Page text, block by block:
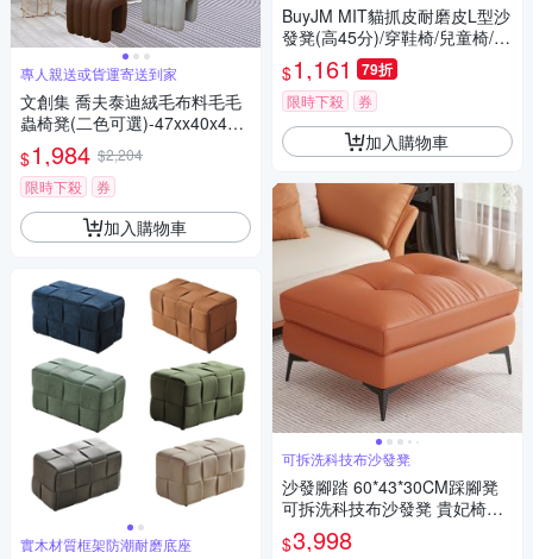
專人親送或貨運寄送到家
文創集 喬夫泰迪絨毛布料毛毛
蟲椅凳(二色可選)-47xx40x41c
m免組
$1,984 $2,204
限時下殺
券
加入購物車
實木材質框架防潮耐磨底座
BuyJM MIT貓抓皮耐磨皮L型沙
發凳(高45分)/穿鞋椅/兒童椅/兒
童沙發
$1,161 79折
限時下殺 券
加入購物車
可拆洗科技布沙發凳
沙發腳踏 60*43*30CM踩腳凳
可拆洗科技布沙發凳 貴妃椅延
長擱腳凳 客廳家用小沙發
$3,998